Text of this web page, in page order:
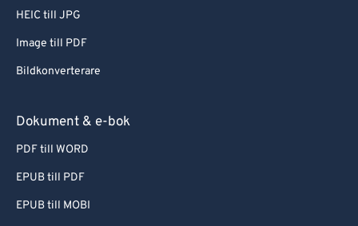
HEIC till JPG
Image till PDF
Bildkonverterare
Dokument & e-bok
PDF till WORD
EPUB till PDF
EPUB till MOBI